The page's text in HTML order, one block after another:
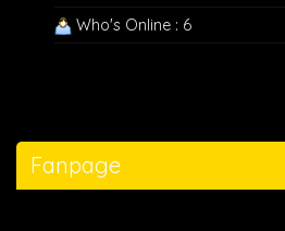
Who's Online : 6
Fanpage